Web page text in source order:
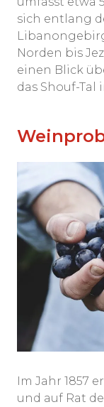
sich entlang
Norden bis
einen Blick
das Shouf-Tal
Im Jahr 1857
und auf Rat